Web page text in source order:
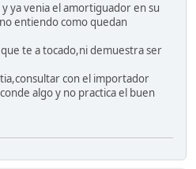
ya venia el amortiguador en su
entiendo como quedan
te a tocado,ni demuestra ser
con el importador
algo y no practica el buen